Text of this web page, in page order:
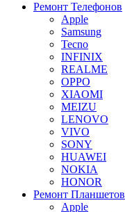
Ремонт Телефонов
Apple
Samsung
Tecno
INFINIX
REALME
OPPO
XIAOMI
MEIZU
LENOVO
VIVO
SONY
HUAWEI
NOKIA
HONOR
Ремонт Планшетов
Apple